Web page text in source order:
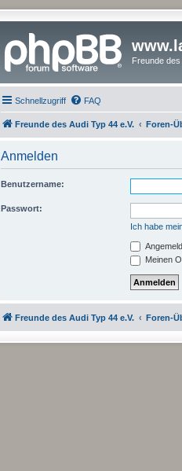
Freunde des
Schnellzugriff FAQ
Freunde des Audi Typ 44 e.V. Foren-
Anmelden
Benutzername:
Passwort:
Ich habe
Meinen
Freunde des Audi Typ 44 e.V. Foren-